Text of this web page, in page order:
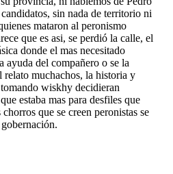
sin nada de territorio ni
mataron al peronismo
que es asi, se perdió la calle, el
donde el mas necesitado
ayuda del compañero o se la
relato muchachos, la historia y
wiskhy decidieran
estaba mas para desfiles que
que se creen peronistas se